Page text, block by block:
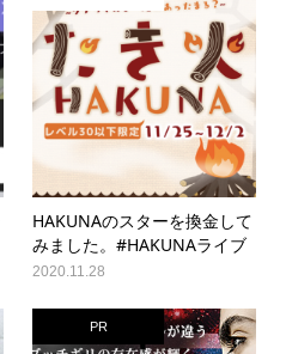
HAKUNAのスターを換金して
みました。#HAKUNAライブ
2020.11.28
PR